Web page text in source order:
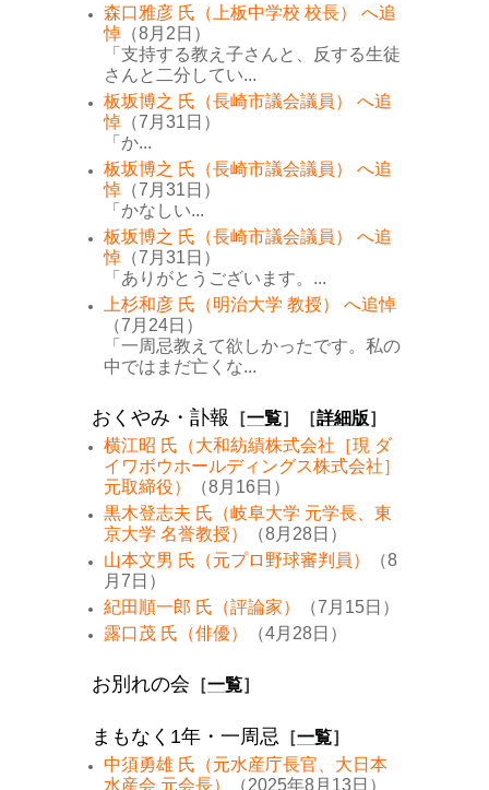
森口雅彦 氏（上板中学校 校長） へ追
悼 （8月2日）
「支持する教え子さんと、反する生徒
さんと二分してい...
板坂博之 氏（長崎市議会議員） へ追
悼 （7月31日）
「か...
板坂博之 氏（長崎市議会議員） へ追
悼 （7月31日）
「かなしい...
板坂博之 氏（長崎市議会議員） へ追
悼 （7月31日）
「ありがとうございます。...
上杉和彦 氏（明治大学 教授） へ追悼
（7月24日）
「一周忌教えて欲しかったです。私の
中ではまだ亡くな...
おくやみ・訃報 ［一覧］［詳細版］
横江昭 氏（大和紡績株式会社［現 ダ
イワボウホールディングス株式会社］
元取締役）
（8月16日）
黒木登志夫 氏（岐阜大学 元学長、東
京大学 名誉教授）
（8月28日）
山本文男 氏（元プロ野球審判員）
（8
月7日）
紀田順一郎 氏（評論家）
（7月15日）
露口茂 氏（俳優）
（4月28日）
お別れの会 ［一覧］
まもなく1年・一周忌 ［一覧］
中須勇雄 氏（元水産庁長官、大日本
水産会 元会長）
（2025年8月13日）